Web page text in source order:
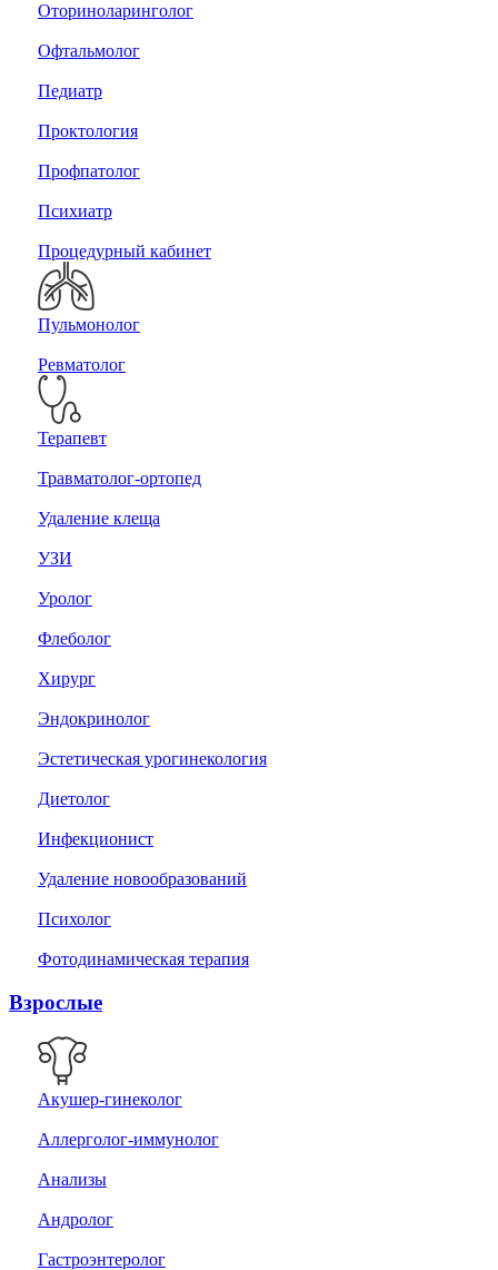
Оториноларинголог
Офтальмолог
Педиатр
Проктология
Профпатолог
Психиатр
Процедурный кабинет
Пульмонолог
Ревматолог
Терапевт
Травматолог-ортопед
Удаление клеща
УЗИ
Уролог
Флеболог
Хирург
Эндокринолог
Эстетическая урогинекология
Диетолог
Инфекционист
Удаление новообразований
Психолог
Фотодинамическая терапия
Взрослые
Акушер-гинеколог
Аллерголог-иммунолог
Анализы
Андролог
Гастроэнтеролог